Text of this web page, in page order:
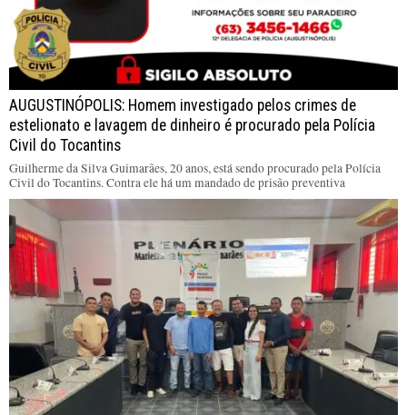
AUGUSTINÓPOLIS: Homem investigado pelos crimes de
estelionato e lavagem de dinheiro é procurado pela Polícia
Civil do Tocantins
Guilherme da Silva Guimarães, 20 anos, está sendo procurado pela Polícia
Civil do Tocantins. Contra ele há um mandado de prisão preventiva